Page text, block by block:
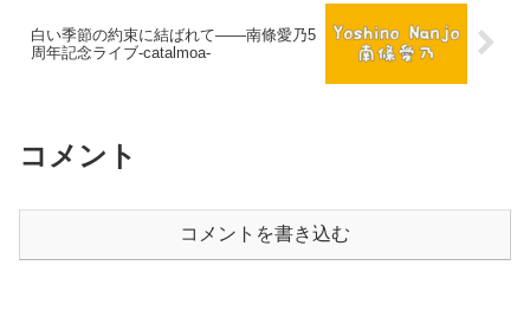
白い季節の約束に結ばれて――南條愛乃5
周年記念ライブ-catalmoa-
コメント
コメントを書き込む